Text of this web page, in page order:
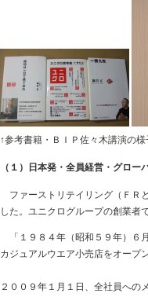
↑参考書籍・ＢＩＰ佐々木講演の
（１）日本発・全員経営・グロ
ファーストリテイリング（ＦＲ
した。ユニクログループの創業者
「１９８４年（昭和５９年）６
カジュアルウエア小売店をオープ
２００９年１月１日、全社員への